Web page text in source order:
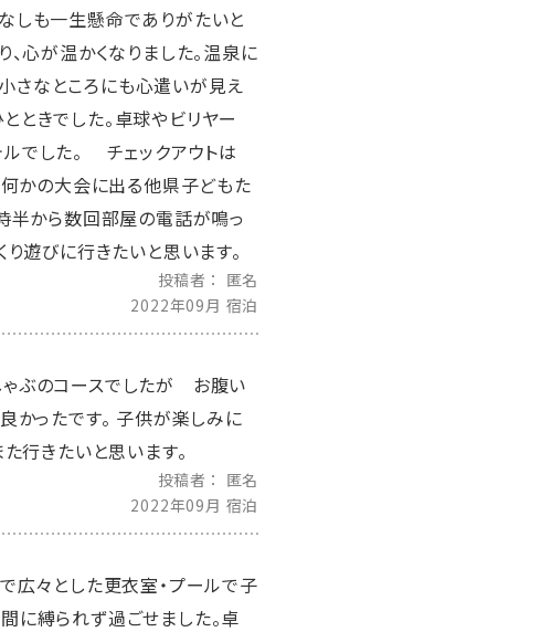
しも一生懸命でありがたいと
、心が温かくなりました。温泉に
さなところにも心遣いが見え
ときでした。卓球やビリヤー
でした。 チェックアウトは
かの大会に出る他県子どもた
半から数回部屋の電話が鳴っ
遊びに行きたいと思います。
投稿者
匿名
2022年09月 宿泊
ぶのコースでしたが お腹い
かったです。 子供が楽しみに
行きたいと思います。
投稿者
匿名
2022年09月 宿泊
広々とした更衣室・プールで子
に縛られず過ごせました。卓